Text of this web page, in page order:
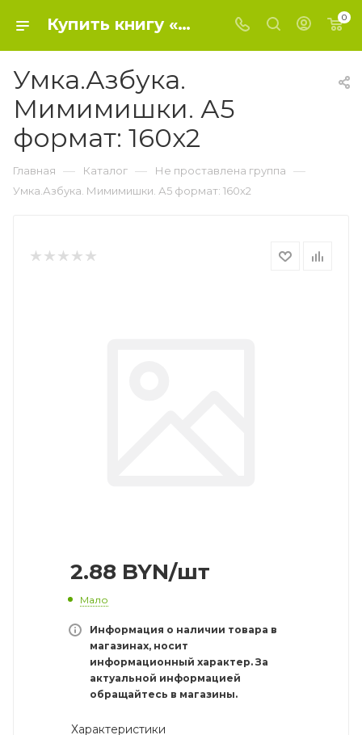
Купить книгу «Умка.Азбука. Мимимишки. А5 формат: 160х2» 2019, - Не проставлена группа 0
Умка.Азбука.
Мимимишки. А5
формат: 160х2
Главная — Каталог — Не проставлена группа —
Умка.Азбука. Мимимишки. А5 формат: 160х2
2.88 BYN/шт
Мало
Информация о наличии товара в
магазинах, носит
информационный характер. За
актуальной информацией
обращайтесь в магазины.
Характеристики